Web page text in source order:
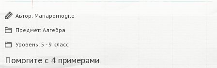
Автор: Mariapomogite
Предмет: Алгебра
Уровень: 5 - 9 класс
Помогите с 4 примерами